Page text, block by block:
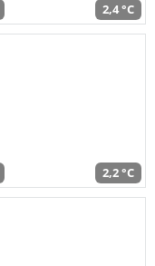
2,4 °C
2,2 °C